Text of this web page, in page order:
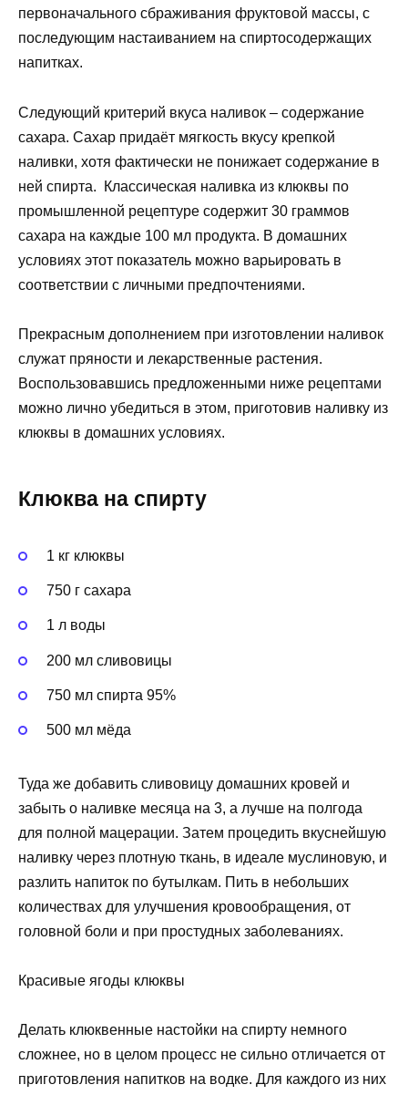
первоначального сбраживания фруктовой массы, с
последующим настаиванием на спиртосодержащих
напитках.
Следующий критерий вкуса наливок – содержание
сахара. Сахар придаёт мягкость вкусу крепкой
наливки, хотя фактически не понижает содержание в
ней спирта. Классическая наливка из клюквы по
промышленной рецептуре содержит 30 граммов
сахара на каждые 100 мл продукта. В домашних
условиях этот показатель можно варьировать в
соответствии с личными предпочтениями.
Прекрасным дополнением при изготовлении наливок
служат пряности и лекарственные растения.
Воспользовавшись предложенными ниже рецептами
можно лично убедиться в этом, приготовив наливку из
клюквы в домашних условиях.
Клюква на спирту
1 кг клюквы
750 г сахара
1 л воды
200 мл сливовицы
750 мл спирта 95%
500 мл мёда
Туда же добавить сливовицу домашних кровей и
забыть о наливке месяца на 3, а лучше на полгода
для полной мацерации. Затем процедить вкуснейшую
наливку через плотную ткань, в идеале муслиновую, и
разлить напиток по бутылкам. Пить в небольших
количествах для улучшения кровообращения, от
головной боли и при простудных заболеваниях.
Красивые ягоды клюквы
Делать клюквенные настойки на спирту немного
сложнее, но в целом процесс не сильно отличается от
приготовления напитков на водке. Для каждого из них